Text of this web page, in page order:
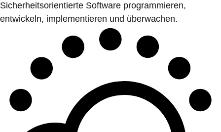
Sicherheitsorientierte Software programmieren,
entwickeln, implementieren und überwachen.